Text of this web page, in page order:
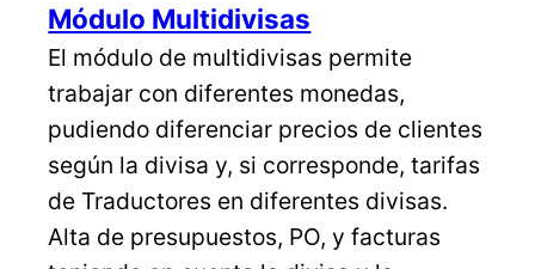
Módulo Multidivisas
El módulo de multidivisas permite
trabajar con diferentes monedas,
pudiendo diferenciar precios de clientes
según la divisa y, si corresponde, tarifas
de Traductores en diferentes divisas.
Alta de presupuestos, PO, y facturas